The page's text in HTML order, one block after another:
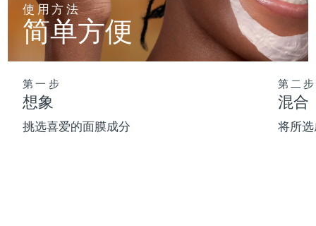
使用方法
简单方便
第一步
想象
挑选喜爱的面膜成分
第二步
混合
将所